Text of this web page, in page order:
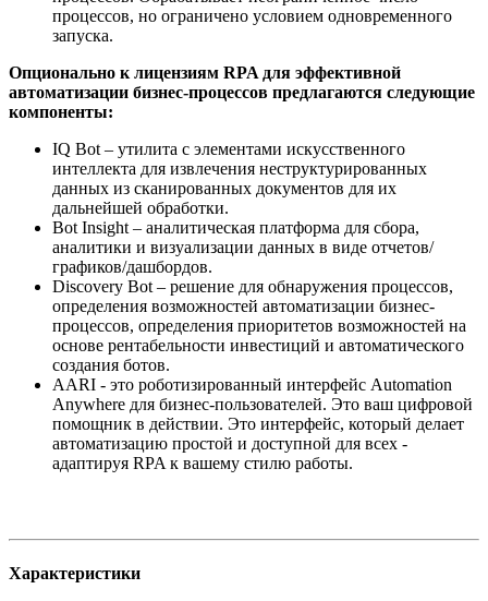
процессов, но ограничено условием одновременного
запуска.
Опционально к лицензиям RPA для эффективной
автоматизации бизнес-процессов предлагаются следующие
компоненты:
IQ Bot – утилита с элементами искусственного
интеллекта для извлечения неструктурированных
данных из сканированных документов для их
дальнейшей обработки.
Bot Insight – аналитическая платформа для сбора,
аналитики и визуализации данных в виде отчетов/
графиков/дашбордов.
Discovery Bot – решение для обнаружения процессов,
определения возможностей автоматизации бизнес-
процессов, определения приоритетов возможностей на
основе рентабельности инвестиций и автоматического
создания ботов.
AARI - это роботизированный интерфейс Automation
Anywhere для бизнес-пользователей. Это ваш цифровой
помощник в действии. Это интерфейс, который делает
автоматизацию простой и доступной для всех -
адаптируя RPA к вашему стилю работы.
Характеристики